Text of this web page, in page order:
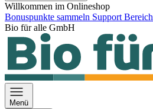
Willkommen im Onlineshop
Bonuspunkte sammeln Support Bereich
Bio für alle GmbH
Menü